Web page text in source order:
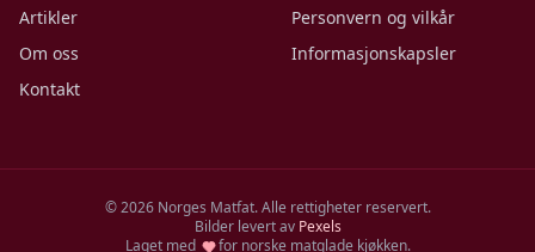
Artikler
Om oss
Kontakt
Personvern og vilkår
Informasjonskapsler
©2026Norges Matfat. Alle rettigheter reservert.
Bilder levert av Pexels
Laget med
for norske matglade kjøkken.